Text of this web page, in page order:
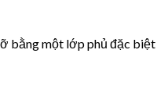
bằng một lớp phủ đặc biệt